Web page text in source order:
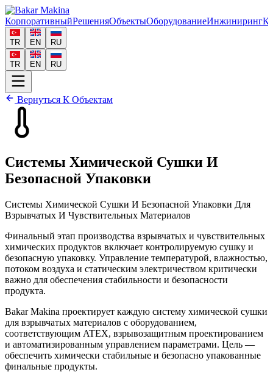
КорпоративныйРешенияОбъектыОборудованиеИнжиниринг
TR EN RU
TR EN RU
Вернуться К Объектам
Системы Химической Сушки И
Безопасной Упаковки
Системы Химической Сушки И Безопасной Упаковки Для
Взрывчатых И Чувствительных Материалов
Финальный этап производства взрывчатых и чувствительных
химических продуктов включает контролируемую сушку и
безопасную упаковку. Управление температурой, влажностью,
потоком воздуха и статическим электричеством критически
важно для обеспечения стабильности и безопасности
продукта.
Bakar Makina проектирует каждую систему химической сушки
для взрывчатых материалов с оборудованием,
соответствующим ATEX, взрывозащитным проектированием
и автоматизированным управлением параметрами. Цель —
обеспечить химически стабильные и безопасно упакованные
финальные продукты.